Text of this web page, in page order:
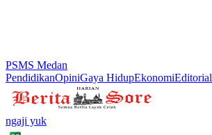
PSMS Medan
PendidikanOpiniGaya HidupEkonomiEditorial
ngaji yuk